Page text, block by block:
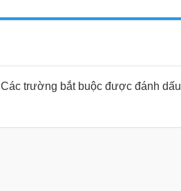
Các trường bắt buộc được đánh dấu